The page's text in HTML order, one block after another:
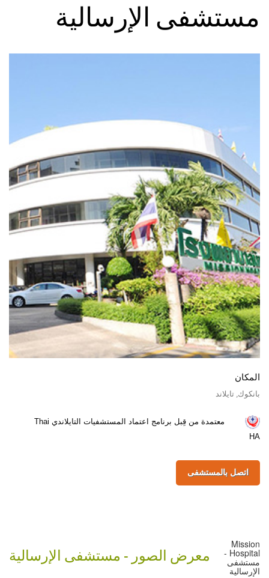
مستشفى الإرسالية
المكان
بانكوك, تايلاند
معتمدة من قِبل برنامج اعتماد المستشفيات التايلاندي Thai
HA
اتصل بالمستشفى
معرض الصور - مستشفى الإرسالية
Mission
Hospital -
مستشفى
الإرسالية